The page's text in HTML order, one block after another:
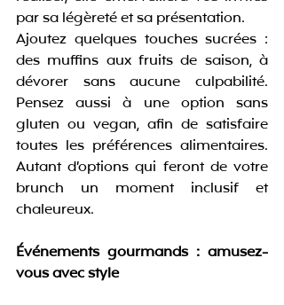
par sa légèreté et sa présentation.
Ajoutez quelques touches sucrées :
des muffins aux fruits de saison, à
dévorer sans aucune culpabilité.
Pensez aussi à une option sans
gluten ou vegan, afin de satisfaire
toutes les préférences alimentaires.
Autant d’options qui feront de votre
brunch un moment inclusif et
chaleureux.
Événements gourmands : amusez-
vous avec style